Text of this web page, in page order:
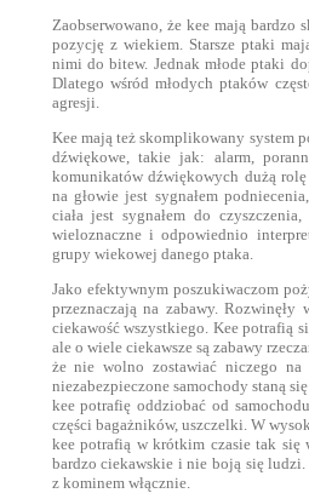
Zaobserwowano, że kee mają bardzo
pozycję z wiekiem. Starsze ptaki
nimi do bitew. Jednak młode ptaki
Dlatego wśród młodych ptaków
agresji.
Kee mają też skomplikowany system
dźwiękowe, takie jak: alarm,
komunikatów dźwiękowych dużą
na głowie jest sygnałem
ciała jest sygnałem do
wieloznaczne i odpowiednio
grupy wiekowej danego ptaka.
Jako efektywnym poszukiwaczom
przeznaczają na zabawy.
ciekawość wszystkiego. Kee potrafią
ale o wiele ciekawsze są zabawy
że nie wolno zostawiać niczego
niezabezpieczone samochody staną
kee potrafię oddziobać od
części bagażników, uszczelki. W
kee potrafią w krótkim czasie tak
bardzo ciekawskie i nie boją się
z kominem włącznie.